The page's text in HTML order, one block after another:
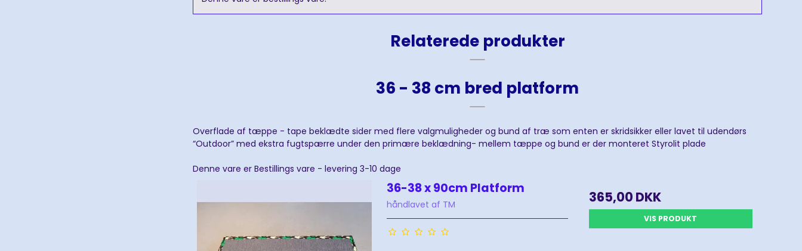
Relaterede produkter
36 - 38 cm bred platform
Overflade af tæppe - tape beklædte sider med flere valgmuligheder og bund af træ som enten er skridsikker eller lavet til udendørs
“Outdoor” med ekstra fugtspærre under den primære beklædning- mellem tæppe og bund er der monteret Styrolit plade
Denne vare er Bestillings vare - levering 3-10 dage
36-38 x 90cm Platform
håndlavet af TM 365,00 DKK
VIS PRODUKT